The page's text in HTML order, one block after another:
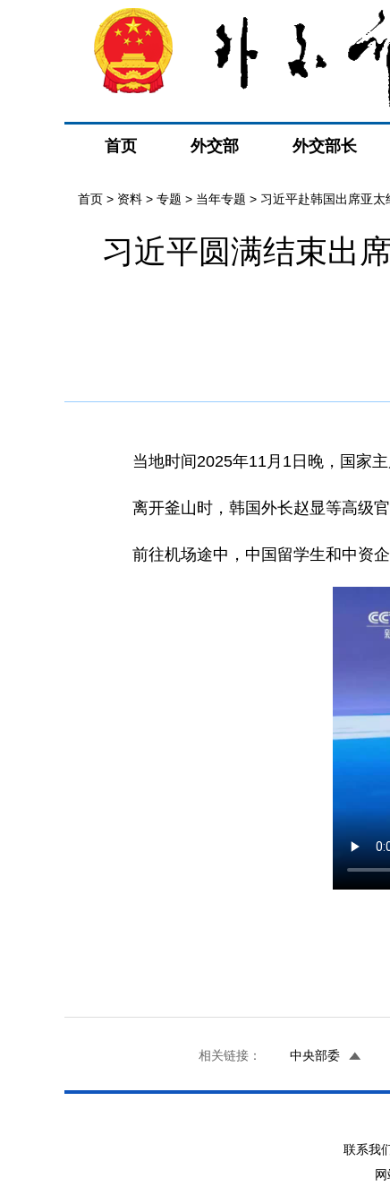
首页 外交部 外交部长
首页 > 资料 > 专题 > 当年专题 > 习近平赴韩国出席亚
习近平圆满结束出
当地时间2025年11月1日晚，国家
离开釜山时，韩国外长赵显等高级官
前往机场途中，中国留学生和中资
相关链接： 中央部委
联系我